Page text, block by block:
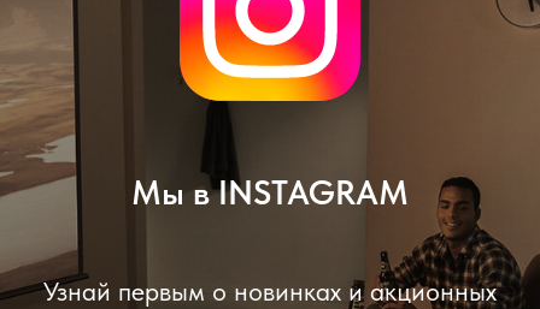
Мы в INSTAGRAM
Узнай первым о новинках и акционных